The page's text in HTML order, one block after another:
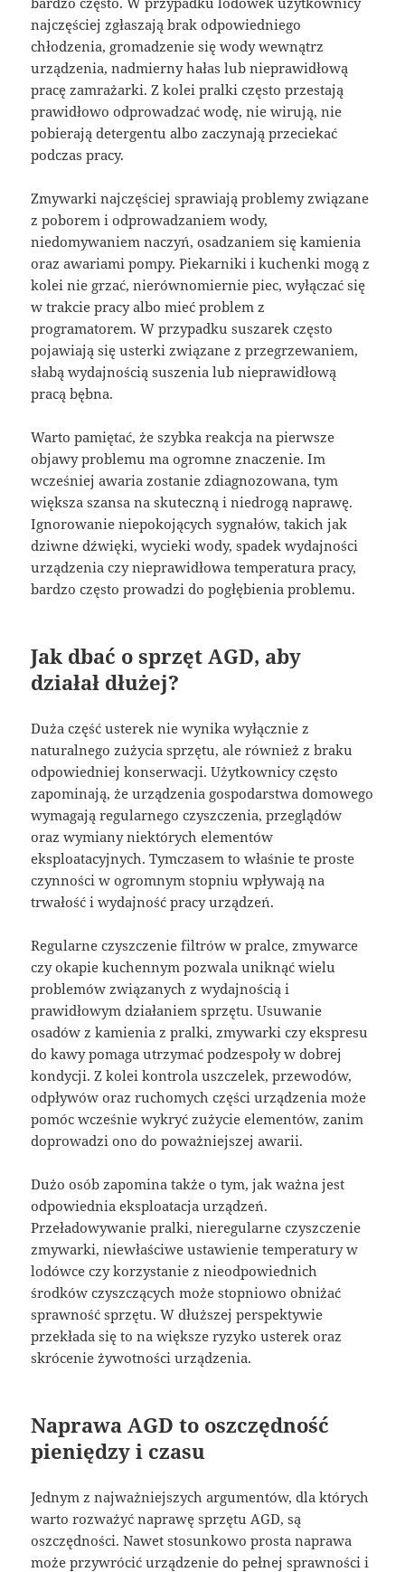
najczęściej zgłaszają brak odpowiedniego
chłodzenia, gromadzenie się wody wewnątrz
urządzenia, nadmierny hałas lub nieprawidłową
pracę zamrażarki. Z kolei pralki często przestają
prawidłowo odprowadzać wodę, nie wirują, nie
pobierają detergentu albo zaczynają przeciekać
podczas pracy.
Zmywarki najczęściej sprawiają problemy związane
z poborem i odprowadzaniem wody,
niedomywaniem naczyń, osadzaniem się kamienia
oraz awariami pompy. Piekarniki i kuchenki mogą z
kolei nie grzać, nierównomiernie piec, wyłączać się
w trakcie pracy albo mieć problem z
programatorem. W przypadku suszarek często
pojawiają się usterki związane z przegrzewaniem,
słabą wydajnością suszenia lub nieprawidłową
pracą bębna.
Warto pamiętać, że szybka reakcja na pierwsze
objawy problemu ma ogromne znaczenie. Im
wcześniej awaria zostanie zdiagnozowana, tym
większa szansa na skuteczną i niedrogą naprawę.
Ignorowanie niepokojących sygnałów, takich jak
dziwne dźwięki, wycieki wody, spadek wydajności
urządzenia czy nieprawidłowa temperatura pracy,
bardzo często prowadzi do pogłębienia problemu.
Jak dbać o sprzęt AGD, aby
działał dłużej?
Duża część usterek nie wynika wyłącznie z
naturalnego zużycia sprzętu, ale również z braku
odpowiedniej konserwacji. Użytkownicy często
zapominają, że urządzenia gospodarstwa domowego
wymagają regularnego czyszczenia, przeglądów
oraz wymiany niektórych elementów
eksploatacyjnych. Tymczasem to właśnie te proste
czynności w ogromnym stopniu wpływają na
trwałość i wydajność pracy urządzeń.
Regularne czyszczenie filtrów w pralce, zmywarce
czy okapie kuchennym pozwala uniknąć wielu
problemów związanych z wydajnością i
prawidłowym działaniem sprzętu. Usuwanie
osadów z kamienia z pralki, zmywarki czy ekspresu
do kawy pomaga utrzymać podzespoły w dobrej
kondycji. Z kolei kontrola uszczelek, przewodów,
odpływów oraz ruchomych części urządzenia może
pomóc wcześnie wykryć zużycie elementów, zanim
doprowadzi ono do poważniejszej awarii.
Dużo osób zapomina także o tym, jak ważna jest
odpowiednia eksploatacja urządzeń.
Przeładowywanie pralki, nieregularne czyszczenie
zmywarki, niewłaściwe ustawienie temperatury w
lodówce czy korzystanie z nieodpowiednich
środków czyszczących może stopniowo obniżać
sprawność sprzętu. W dłuższej perspektywie
przekłada się to na większe ryzyko usterek oraz
skrócenie żywotności urządzenia.
Naprawa AGD to oszczędność
pieniędzy i czasu
Jednym z najważniejszych argumentów, dla których
warto rozważyć naprawę sprzętu AGD, są
oszczędności. Nawet stosunkowo prosta naprawa
może przywrócić urządzenie do pełnej sprawności i